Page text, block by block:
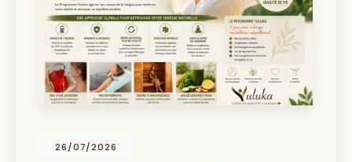
19/07/2026